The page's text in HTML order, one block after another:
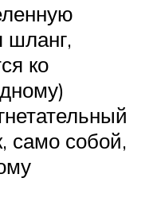
шланг,
ко
само собой,